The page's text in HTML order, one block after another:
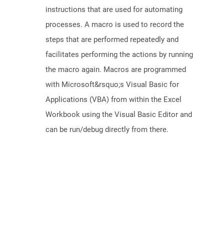
instructions that are used for automating
processes. A macro is used to record the
steps that are performed repeatedly and
facilitates performing the actions by running
the macro again. Macros are programmed
with Microsoft&rsquo;s Visual Basic for
Applications (VBA) from within the Excel
Workbook using the Visual Basic Editor and
can be run/debug directly from there.